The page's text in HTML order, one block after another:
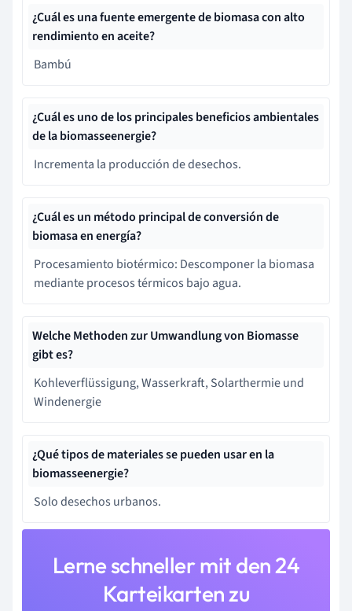
¿Cuál es una fuente emergente de biomasa con alto
rendimiento en aceite?
Bambú
¿Cuál es uno de los principales beneficios ambientales
de la biomasseenergie?
Incrementa la producción de desechos.
¿Cuál es un método principal de conversión de
biomasa en energía?
Procesamiento biotérmico: Descomponer la biomasa
mediante procesos térmicos bajo agua.
Welche Methoden zur Umwandlung von Biomasse
gibt es?
Kohleverflüssigung, Wasserkraft, Solarthermie und
Windenergie
¿Qué tipos de materiales se pueden usar en la
biomasseenergie?
Solo desechos urbanos.
Lerne schneller mit den 24
Karteikarten zu